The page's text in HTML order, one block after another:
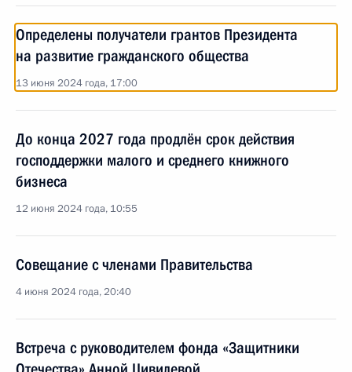
Определены получатели грантов Президента
на развитие гражданского общества
13 июня 2024 года, 17:00
До конца 2027 года продлён срок действия
господдержки малого и среднего книжного
бизнеса
12 июня 2024 года, 10:55
Совещание с членами Правительства
4 июня 2024 года, 20:40
Встреча с руководителем фонда «Защитники